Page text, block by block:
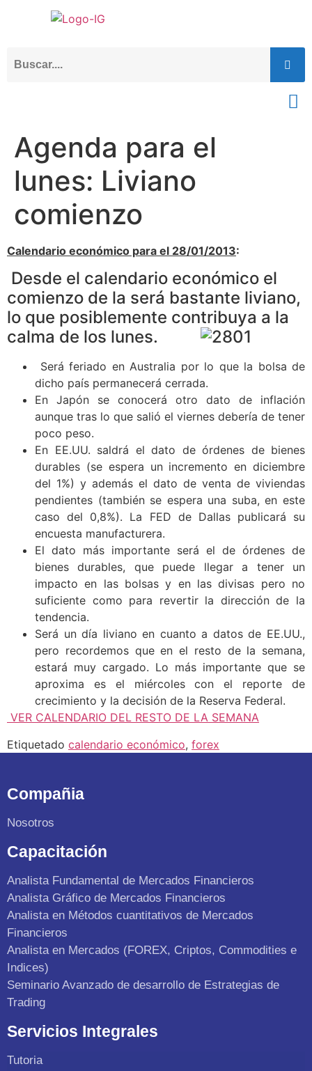
Agenda para el
lunes: Liviano
comienzo
Calendario económico para el 28/01/2013:
Desde el calendario económico el
comienzo de la será bastante liviano,
lo que posiblemente contribuya a la
calma de los lunes.
Será feriado en Australia por lo que la bolsa de
dicho país permanecerá cerrada.
En Japón se conocerá otro dato de inflación
aunque tras lo que salió el viernes debería de tener
poco peso.
En EE.UU. saldrá el dato de órdenes de bienes
durables (se espera un incremento en diciembre
del 1%) y además el dato de venta de viviendas
pendientes (también se espera una suba, en este
caso del 0,8%). La FED de Dallas publicará su
encuesta manufacturera.
El dato más importante será el de órdenes de
bienes durables, que puede llegar a tener un
impacto en las bolsas y en las divisas pero no
suficiente como para revertir la dirección de la
tendencia.
Será un día liviano en cuanto a datos de EE.UU.,
pero recordemos que en el resto de la semana,
estará muy cargado. Lo más importante que se
aproxima es el miércoles con el reporte de
crecimiento y la decisión de la Reserva Federal.
VER CALENDARIO DEL RESTO DE LA SEMANA
Etiquetado calendario económico, forex
Compañia
Nosotros
Capacitación
Analista Fundamental de Mercados Financieros
Analista Gráfico de Mercados Financieros
Analista en Métodos cuantitativos de Mercados
Financieros
Analista en Mercados (FOREX, Criptos, Commodities e
Indices)
Seminario Avanzado de desarrollo de Estrategias de
Trading
Servicios Integrales
Tutoria